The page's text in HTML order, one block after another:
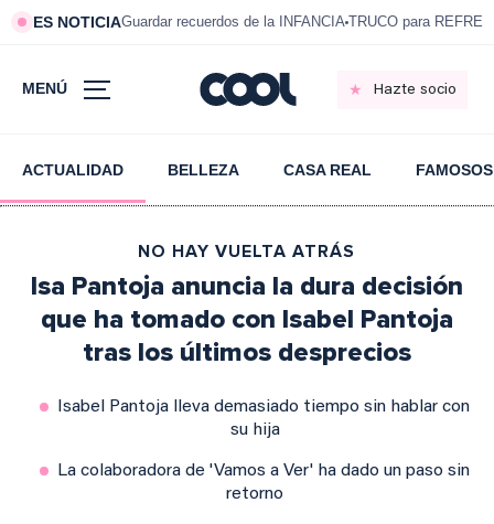
ES NOTICIAGuardar recuerdos de la INFANCIA TRUCO para
MENÚ Hazte socio
ACTUALIDAD BELLEZA CASA REAL FAMOSOS
NO HAY VUELTA ATRÁS
Isa Pantoja anuncia la dura decisión
que ha tomado con Isabel Pantoja
tras los últimos desprecios
Isabel Pantoja lleva demasiado tiempo sin hablar con
su hija
La colaboradora de 'Vamos a Ver' ha dado un paso sin
retorno